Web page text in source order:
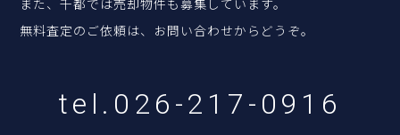
また、千都では売却物件も募集しています。
無料査定のご依頼は、お問い合わせからどうぞ。
tel.026-217-0916